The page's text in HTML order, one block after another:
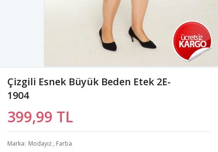
Çizgili Esnek Büyük Beden Etek 2E-
1904
399,99 TL
Marka Modayız , Farba